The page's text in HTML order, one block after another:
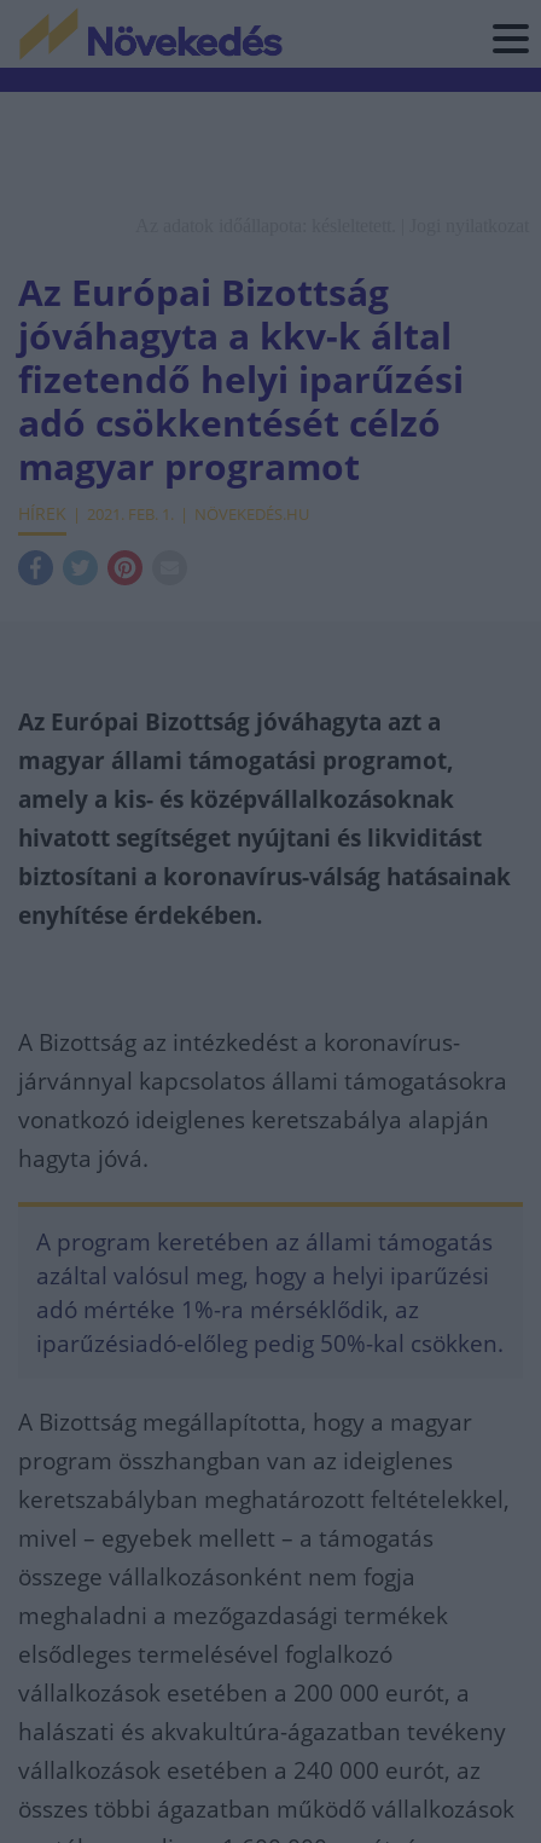
Az Európai Bizottság
jóváhagyta a kkv-k által
fizetendő helyi iparűzési
adó csökkentését célzó
magyar programot
HÍREK 2021. FEB. 1. NÖVEKEDÉS.HU
Az Európai Bizottság jóváhagyta azt a
magyar állami támogatási programot,
amely a kis- és középvállalkozásoknak
hivatott segítséget nyújtani és likviditást
biztosítani a koronavírus-válság hatásainak
enyhítése érdekében.
A Bizottság az intézkedést a koronavírus-
járvánnyal kapcsolatos állami támogatásokra
vonatkozó ideiglenes keretszabálya alapján
hagyta jóvá.
A program keretében az állami támogatás
azáltal valósul meg, hogy a helyi iparűzési
adó mértéke 1%-ra mérséklődik, az
iparűzésiadó-előleg pedig 50%-kal csökken.
A Bizottság megállapította, hogy a magyar
program összhangban van az ideiglenes
keretszabályban meghatározott feltételekkel,
mivel – egyebek mellett – a támogatás
összege vállalkozásonként nem fogja
meghaladni a mezőgazdasági termékek
elsődleges termelésével foglalkozó
vállalkozások esetében a 200 000 eurót, a
halászati és akvakultúra-ágazatban tevékeny
vállalkozások esetében a 240 000 eurót, az
összes többi ágazatban működő vállalkozások